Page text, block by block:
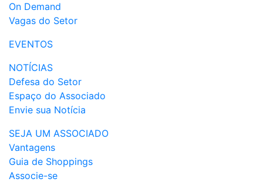
On Demand
Vagas do Setor
EVENTOS
NOTÍCIAS
Defesa do Setor
Espaço do Associado
Envie sua Notícia
SEJA UM ASSOCIADO
Vantagens
Guia de Shoppings
Associe-se